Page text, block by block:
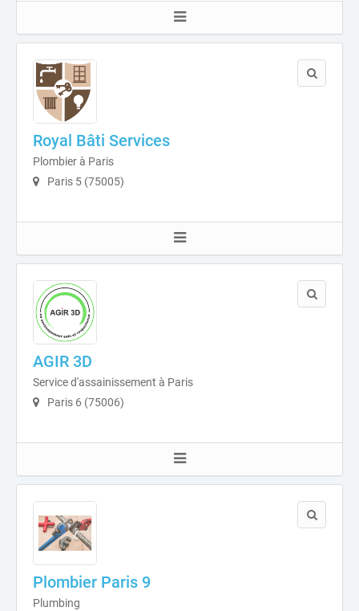
Royal Bâti Services
Plombier à Paris
Paris 5 (75005)
AGIR 3D
Service d'assainissement à Paris
Paris 6 (75006)
Plombier Paris 9
Plumbing